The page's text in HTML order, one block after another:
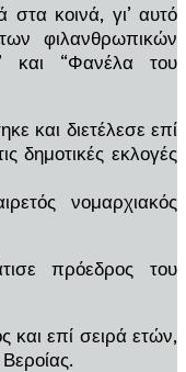
στα κοινά, γι’ αυτό
φιλανθρωπικών
και “Φανέλα του
και διετέλεσε επί
δημοτικές εκλογές
νομαρχιακός
πρόεδρος του
και επί σειρά ετών,